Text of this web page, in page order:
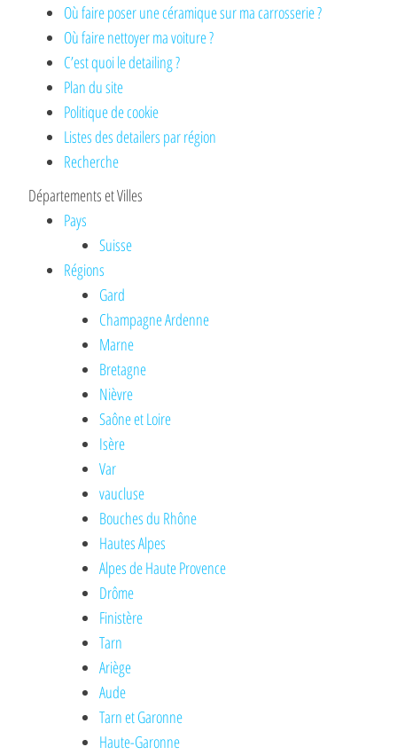
Où faire poser une céramique sur ma carrosserie ?
Où faire nettoyer ma voiture ?
C’est quoi le detailing ?
Plan du site
Politique de cookie
Listes des detailers par région
Recherche
Départements et Villes
Pays
Suisse
Régions
Gard
Champagne Ardenne
Marne
Bretagne
Nièvre
Saône et Loire
Isère
Var
vaucluse
Bouches du Rhône
Hautes Alpes
Alpes de Haute Provence
Drôme
Finistère
Tarn
Ariège
Aude
Tarn et Garonne
Haute-Garonne